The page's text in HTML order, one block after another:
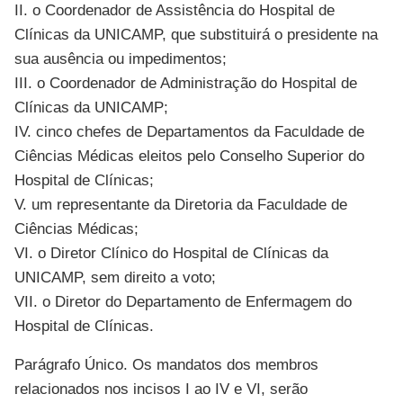
II. o Coordenador de Assistência do Hospital de
Clínicas da UNICAMP, que substituirá o presidente na
sua ausência ou impedimentos;
III. o Coordenador de Administração do Hospital de
Clínicas da UNICAMP;
IV. cinco chefes de Departamentos da Faculdade de
Ciências Médicas eleitos pelo Conselho Superior do
Hospital de Clínicas;
V. um representante da Diretoria da Faculdade de
Ciências Médicas;
VI. o Diretor Clínico do Hospital de Clínicas da
UNICAMP, sem direito a voto;
VII. o Diretor do Departamento de Enfermagem do
Hospital de Clínicas.
Parágrafo Único. Os mandatos dos membros
relacionados nos incisos I ao IV e VI, serão